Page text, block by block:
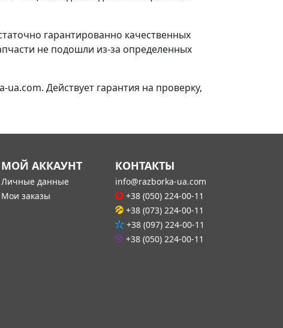
гарантированно качественных
не подошли из-за определенных
Действует гарантия на проверку,
МОЙ АККАУНТ
Личные данные
Мои заказы
КОНТАКТЫ
info@razborka-ua.com
+38 (050) 224-00-11
+38 (073) 224-00-11
+38 (097) 224-00-11
+38 (050) 224-00-11